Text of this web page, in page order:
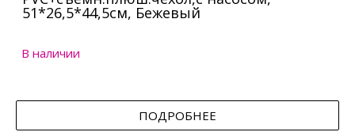
51*26,5*44,5см, Бежевый
В наличии
ПОДРОБНЕЕ